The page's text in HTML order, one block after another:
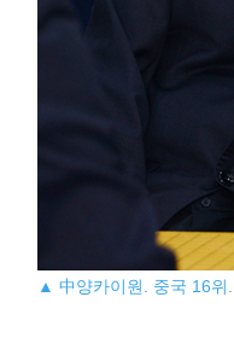
▲ 中양카이원. 중국 16위.